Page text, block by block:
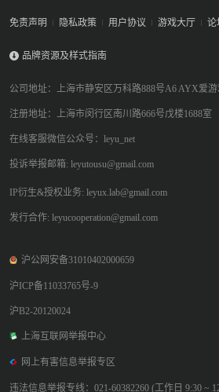
免责声明 隐私政策 用户协议 游戏大厅 论
品牌资源及样式指南
公司地址：上海市静安区万科路888号A6 AYX爱
注册地址：上海市闵行区南川路666号戊楼1688室
在线客服微信公众号：leyu_net
投诉举报邮箱: leyutousu@gmail.com
IP衍生&授权业务: leyux.lab@gmail.com
发行合作: leyucooperation@gmail.com
沪公网安备31010402000659
沪ICP备11033765号-9
沪B2-20120024
上海互联网举报中心
网上有害信息举报专区
违法信息举报专线：021-60382260 (工作日 9:30 ~